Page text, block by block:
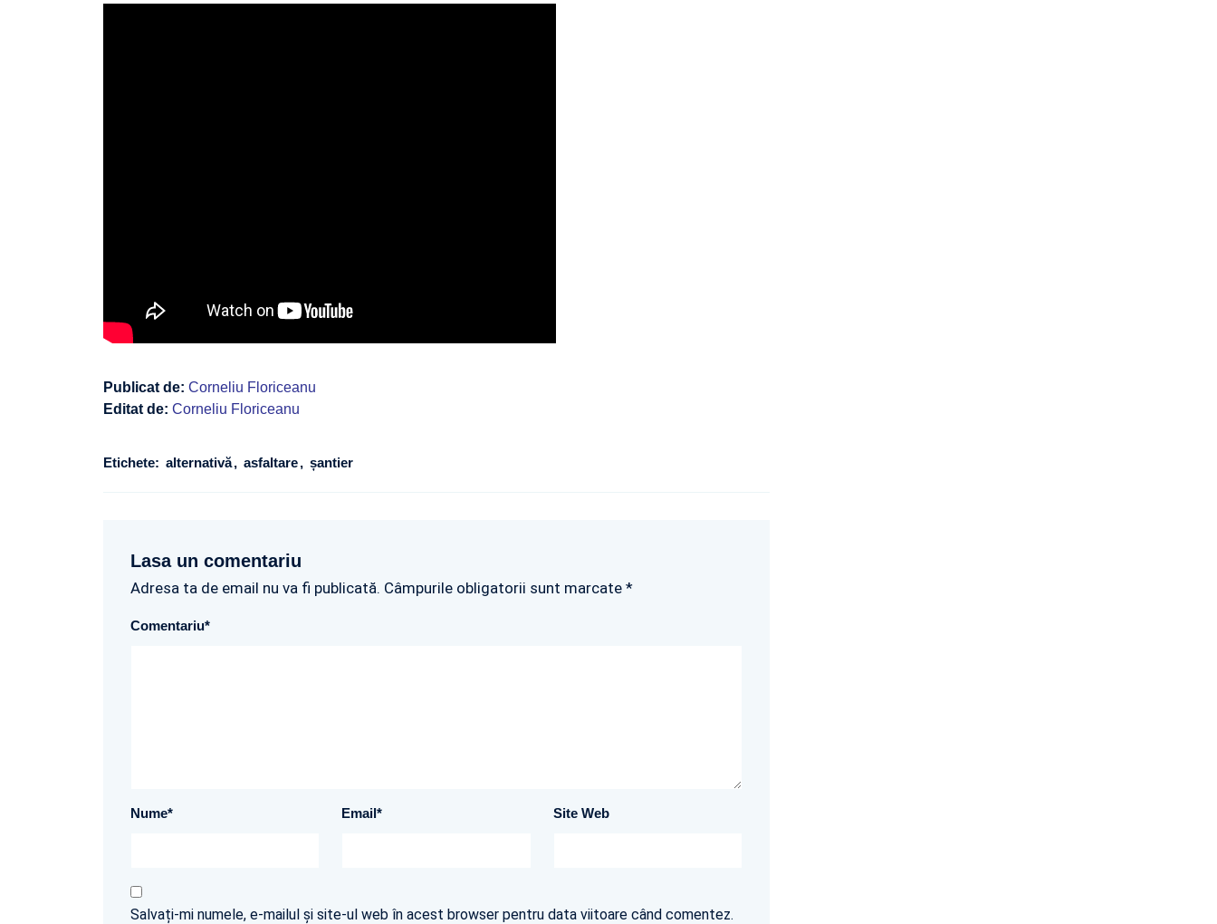
Publicat de: Corneliu Floriceanu
Editat de: Corneliu Floriceanu
Etichete: alternativă asfaltare șantier
Lasa un comentariu
Adresa ta de email nu va fi publicată. Câmpurile obligatorii sunt marcate *
Comentariu*
Nume* Email* Site Web
Salvați-mi numele, e-mailul și site-ul web în acest browser pentru data viitoare când comentez.